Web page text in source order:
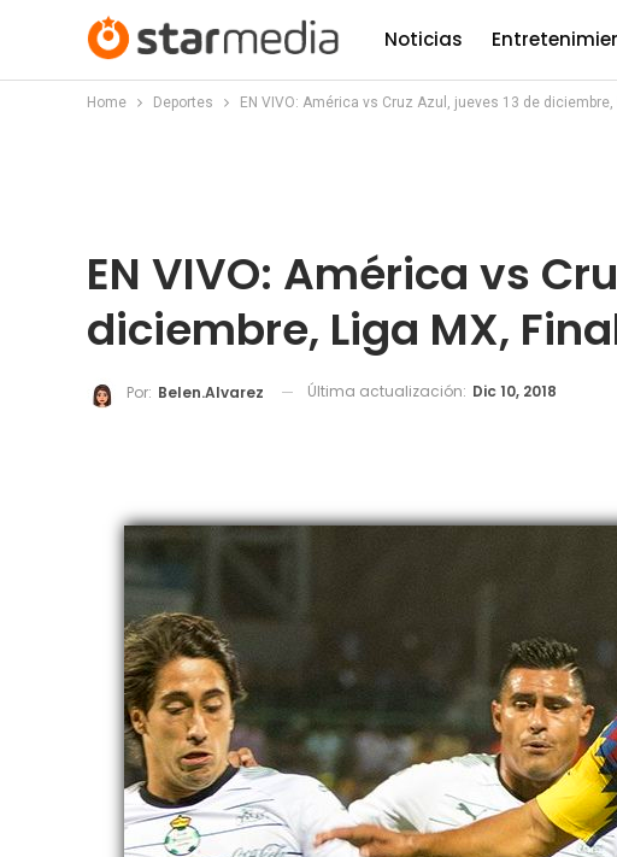
Noticias
Home Deportes EN VIVO: América vs Cruz Azul, jueves 13 de diciembre,
EN VIVO: América vs
diciembre, Liga MX,
Por: Belen.alvarez Última actualización: Dic 10, 2018